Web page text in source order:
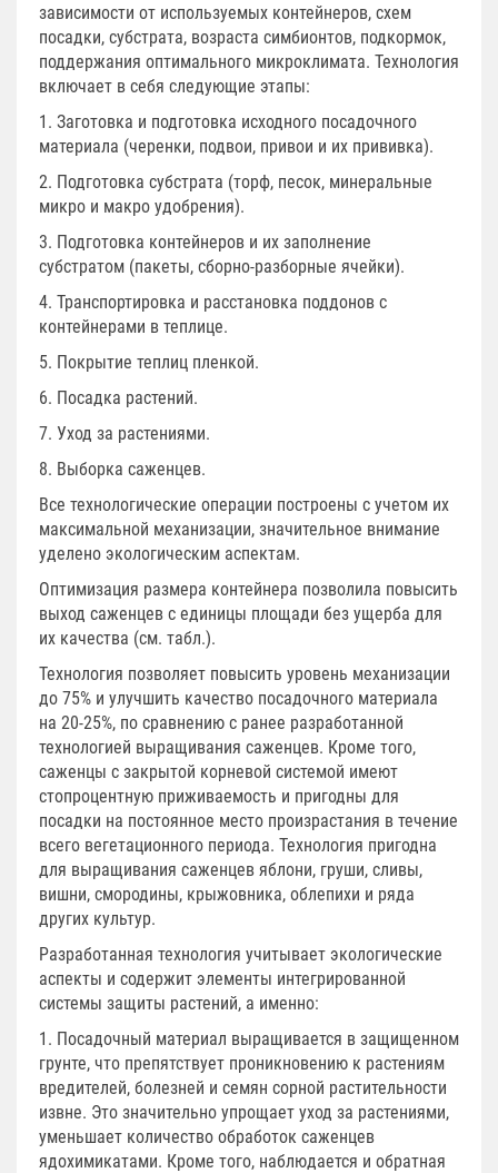
зависимости от используемых контейнеров, схем
посадки, субстрата, возраста симбионтов, подкормок,
поддержания оптимального микроклимата. Технология
включает в себя следующие этапы:
1. Заготовка и подготовка исходного посадочного
материала (черенки, подвои, привои и их прививка).
2. Подготовка субстрата (торф, песок, минеральные
микро и макро удобрения).
3. Подготовка контейнеров и их заполнение
субстратом (пакеты, сборно-разборные ячейки).
4. Транспортировка и расстановка поддонов с
контейнерами в теплице.
5. Покрытие теплиц пленкой.
6. Посадка растений.
7. Уход за растениями.
8. Выборка саженцев.
Все технологические операции построены с учетом их
максимальной механизации, значительное внимание
уделено экологическим аспектам.
Оптимизация размера контейнера позволила повысить
выход саженцев с единицы площади без ущерба для
их качества (см. табл.).
Технология позволяет повысить уровень механизации
до 75% и улучшить качество посадочного материала
на 20-25%, по сравнению с ранее разработанной
технологией выращивания саженцев. Кроме того,
саженцы с закрытой корневой системой имеют
стопроцентную приживаемость и пригодны для
посадки на постоянное место произрастания в течение
всего вегетационного периода. Технология пригодна
для выращивания саженцев яблони, груши, сливы,
вишни, смородины, крыжовника, облепихи и ряда
других культур.
Разработанная технология учитывает экологические
аспекты и содержит элементы интегрированной
системы защиты растений, а именно:
1. Посадочный материал выращивается в защищенном
грунте, что препятствует проникновению к растениям
вредителей, болезней и семян сорной растительности
извне. Это значительно упрощает уход за растениями,
уменьшает количество обработок саженцев
ядохимикатами. Кроме того, наблюдается и обратная